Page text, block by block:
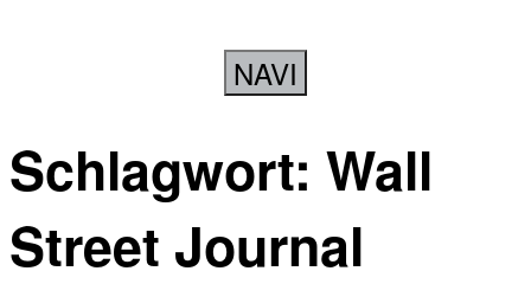
NAVI
Schlagwort: Wall
Street Journal